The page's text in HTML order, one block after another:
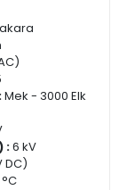
Mek - 3000 Elk
:6 kV
DC)